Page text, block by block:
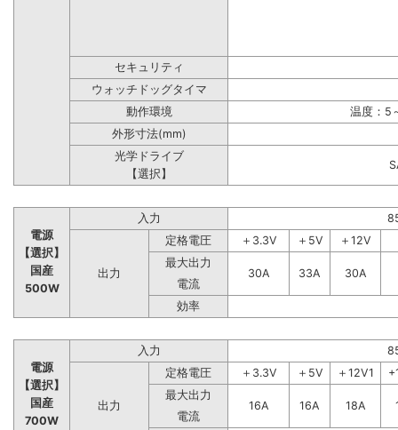
セキュリティ
ウォッチドッグタイマ
動作環境
温度：5
外形寸法(mm)
光学ドライブ
【選択】
電源
【選択】
国産
500W
入力
出力
定格電圧 ＋3.3V ＋5V
＋12V
最大出力
30A
33A
30A
電流
効率
電源
【選択】
国産
700W
入力
出力
定格電圧 ＋3.3V ＋5V ＋12V1
最大出力
16A
16A 18A
電流